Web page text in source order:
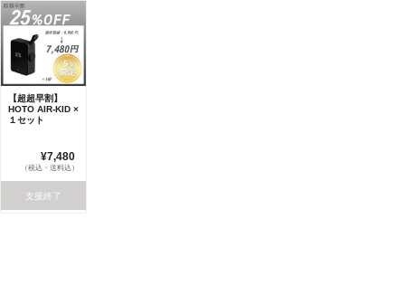
【超超早割】
HOTO AIR-KID ×
１セット
¥7,480
（税込・送料込）
支援終了